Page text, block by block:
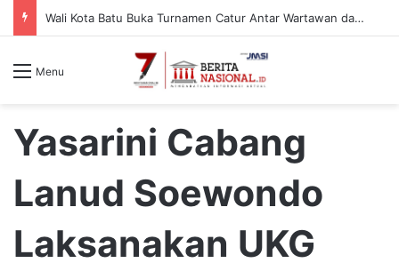
Wali Kota Batu Buka Turnamen Catur Antar Wartawan dan Instansi
Menu
Yasarini Cabang
Lanud Soewondo
Laksanakan UKG